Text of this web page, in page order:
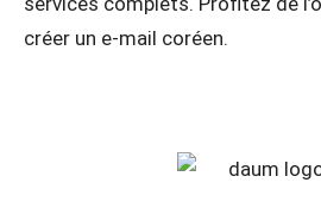
créer un e-mail coréen.